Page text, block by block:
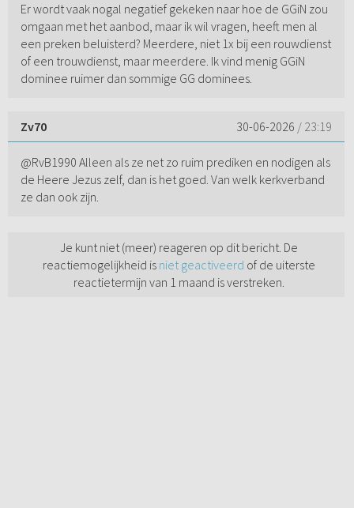
Er wordt vaak nogal negatief gekeken naar hoe de GGiN zou
omgaan met het aanbod, maar ik wil vragen, heeft men al
een preken beluisterd? Meerdere, niet 1x bij een rouwdienst
of een trouwdienst, maar meerdere. Ik vind menig GGiN
dominee ruimer dan sommige GG dominees.
Zv70 30-06-2026 / 23:19
@RvB1990 Alleen als ze net zo ruim prediken en nodigen als
de Heere Jezus zelf, dan is het goed. Van welk kerkverband
ze dan ook zijn.
Je kunt niet (meer) reageren op dit bericht. De
reactiemogelijkheid is niet geactiveerd of de uiterste
reactietermijn van 1 maand is verstreken.